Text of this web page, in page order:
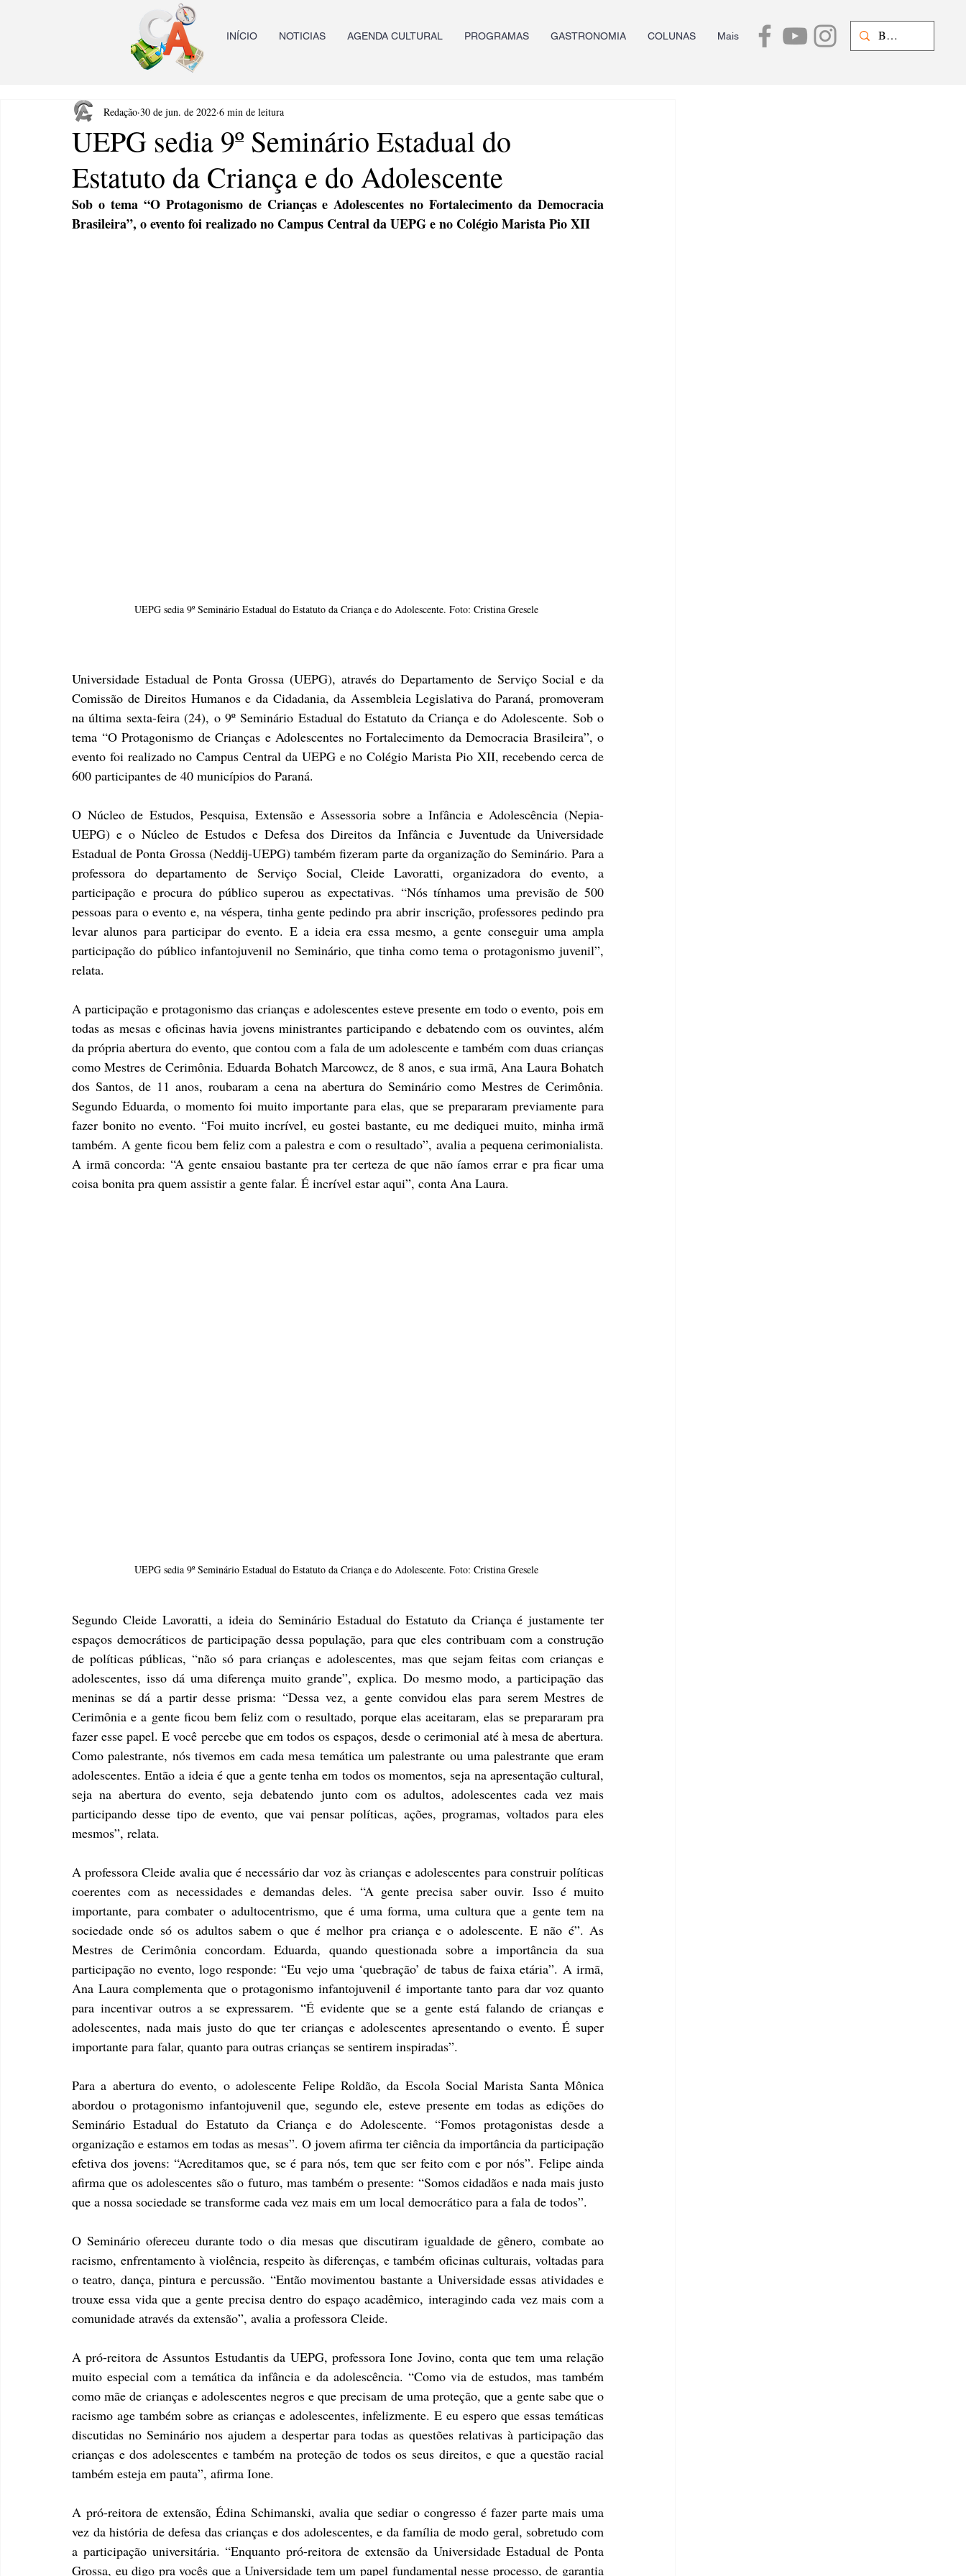
INÍCIO NOTICIAS AGENDA CULTURAL PROGRAMAS GASTRONOMIA COLUNAS Mais
UEPG sedia 9º Seminário Estadual do
Estatuto da Criança e do Adolescente
Redação 30 de jun. de 2022 6 min de leitura
Sob o tema “O Protagonismo de Crianças e Adolescentes no Fortalecimento da Democracia
Brasileira”, o evento foi realizado no Campus Central da UEPG e no Colégio Marista Pio XII
UEPG sedia 9º Seminário Estadual do Estatuto da Criança e do Adolescente. Foto: Cristina Gresele
Universidade Estadual de Ponta Grossa (UEPG), através do Departamento de Serviço Social e da
Comissão de Direitos Humanos e da Cidadania, da Assembleia Legislativa do Paraná, promoveram
na última sexta-feira (24), o 9º Seminário Estadual do Estatuto da Criança e do Adolescente. Sob o
tema “O Protagonismo de Crianças e Adolescentes no Fortalecimento da Democracia Brasileira”, o
evento foi realizado no Campus Central da UEPG e no Colégio Marista Pio XII, recebendo cerca de
600 participantes de 40 municípios do Paraná.
O Núcleo de Estudos, Pesquisa, Extensão e Assessoria sobre a Infância e Adolescência (Nepia-
UEPG) e o Núcleo de Estudos e Defesa dos Direitos da Infância e Juventude da Universidade
Estadual de Ponta Grossa (Neddij-UEPG) também fizeram parte da organização do Seminário. Para a
professora do departamento de Serviço Social, Cleide Lavoratti, organizadora do evento, a
participação e procura do público superou as expectativas. “Nós tínhamos uma previsão de 500
pessoas para o evento e, na véspera, tinha gente pedindo pra abrir inscrição, professores pedindo pra
levar alunos para participar do evento. E a ideia era essa mesmo, a gente conseguir uma ampla
participação do público infantojuvenil no Seminário, que tinha como tema o protagonismo juvenil”,
relata.
A participação e protagonismo das crianças e adolescentes esteve presente em todo o evento, pois em
todas as mesas e oficinas havia jovens ministrantes participando e debatendo com os ouvintes, além
da própria abertura do evento, que contou com a fala de um adolescente e também com duas crianças
como Mestres de Cerimônia. Eduarda Bohatch Marcowcz, de 8 anos, e sua irmã, Ana Laura Bohatch
dos Santos, de 11 anos, roubaram a cena na abertura do Seminário como Mestres de Cerimônia.
Segundo Eduarda, o momento foi muito importante para elas, que se prepararam previamente para
fazer bonito no evento. “Foi muito incrível, eu gostei bastante, eu me dediquei muito, minha irmã
também. A gente ficou bem feliz com a palestra e com o resultado”, avalia a pequena cerimonialista.
A irmã concorda: “A gente ensaiou bastante pra ter certeza de que não íamos errar e pra ficar uma
coisa bonita pra quem assistir a gente falar. É incrível estar aqui”, conta Ana Laura.
UEPG sedia 9º Seminário Estadual do Estatuto da Criança e do Adolescente. Foto: Cristina Gresele
Segundo Cleide Lavoratti, a ideia do Seminário Estadual do Estatuto da Criança é justamente ter
espaços democráticos de participação dessa população, para que eles contribuam com a construção
de políticas públicas, “não só para crianças e adolescentes, mas que sejam feitas com crianças e
adolescentes, isso dá uma diferença muito grande”, explica. Do mesmo modo, a participação das
meninas se dá a partir desse prisma: “Dessa vez, a gente convidou elas para serem Mestres de
Cerimônia e a gente ficou bem feliz com o resultado, porque elas aceitaram, elas se prepararam pra
fazer esse papel. E você percebe que em todos os espaços, desde o cerimonial até à mesa de abertura.
Como palestrante, nós tivemos em cada mesa temática um palestrante ou uma palestrante que eram
adolescentes. Então a ideia é que a gente tenha em todos os momentos, seja na apresentação cultural,
seja na abertura do evento, seja debatendo junto com os adultos, adolescentes cada vez mais
participando desse tipo de evento, que vai pensar políticas, ações, programas, voltados para eles
mesmos”, relata.
A professora Cleide avalia que é necessário dar voz às crianças e adolescentes para construir políticas
coerentes com as necessidades e demandas deles. “A gente precisa saber ouvir. Isso é muito
importante, para combater o adultocentrismo, que é uma forma, uma cultura que a gente tem na
sociedade onde só os adultos sabem o que é melhor pra criança e o adolescente. E não é”. As
Mestres de Cerimônia concordam. Eduarda, quando questionada sobre a importância da sua
participação no evento, logo responde: “Eu vejo uma ‘quebração’ de tabus de faixa etária”. A irmã,
Ana Laura complementa que o protagonismo infantojuvenil é importante tanto para dar voz quanto
para incentivar outros a se expressarem. “É evidente que se a gente está falando de crianças e
adolescentes, nada mais justo do que ter crianças e adolescentes apresentando o evento. É super
importante para falar, quanto para outras crianças se sentirem inspiradas”.
Para a abertura do evento, o adolescente Felipe Roldão, da Escola Social Marista Santa Mônica
abordou o protagonismo infantojuvenil que, segundo ele, esteve presente em todas as edições do
Seminário Estadual do Estatuto da Criança e do Adolescente. “Fomos protagonistas desde a
organização e estamos em todas as mesas”. O jovem afirma ter ciência da importância da participação
efetiva dos jovens: “Acreditamos que, se é para nós, tem que ser feito com e por nós”. Felipe ainda
afirma que os adolescentes são o futuro, mas também o presente: “Somos cidadãos e nada mais justo
que a nossa sociedade se transforme cada vez mais em um local democrático para a fala de todos”.
O Seminário ofereceu durante todo o dia mesas que discutiram igualdade de gênero, combate ao
racismo, enfrentamento à violência, respeito às diferenças, e também oficinas culturais, voltadas para
o teatro, dança, pintura e percussão. “Então movimentou bastante a Universidade essas atividades e
trouxe essa vida que a gente precisa dentro do espaço acadêmico, interagindo cada vez mais com a
comunidade através da extensão”, avalia a professora Cleide.
A pró-reitora de Assuntos Estudantis da UEPG, professora Ione Jovino, conta que tem uma relação
muito especial com a temática da infância e da adolescência. “Como via de estudos, mas também
como mãe de crianças e adolescentes negros e que precisam de uma proteção, que a gente sabe que o
racismo age também sobre as crianças e adolescentes, infelizmente. E eu espero que essas temáticas
discutidas no Seminário nos ajudem a despertar para todas as questões relativas à participação das
crianças e dos adolescentes e também na proteção de todos os seus direitos, e que a questão racial
também esteja em pauta”, afirma Ione.
A pró-reitora de extensão, Édina Schimanski, avalia que sediar o congresso é fazer parte mais uma
vez da história de defesa das crianças e dos adolescentes, e da família de modo geral, sobretudo com
a participação universitária. “Enquanto pró-reitora de extensão da Universidade Estadual de Ponta
Grossa, eu digo pra vocês que a Universidade tem um papel fundamental nesse processo, de garantia